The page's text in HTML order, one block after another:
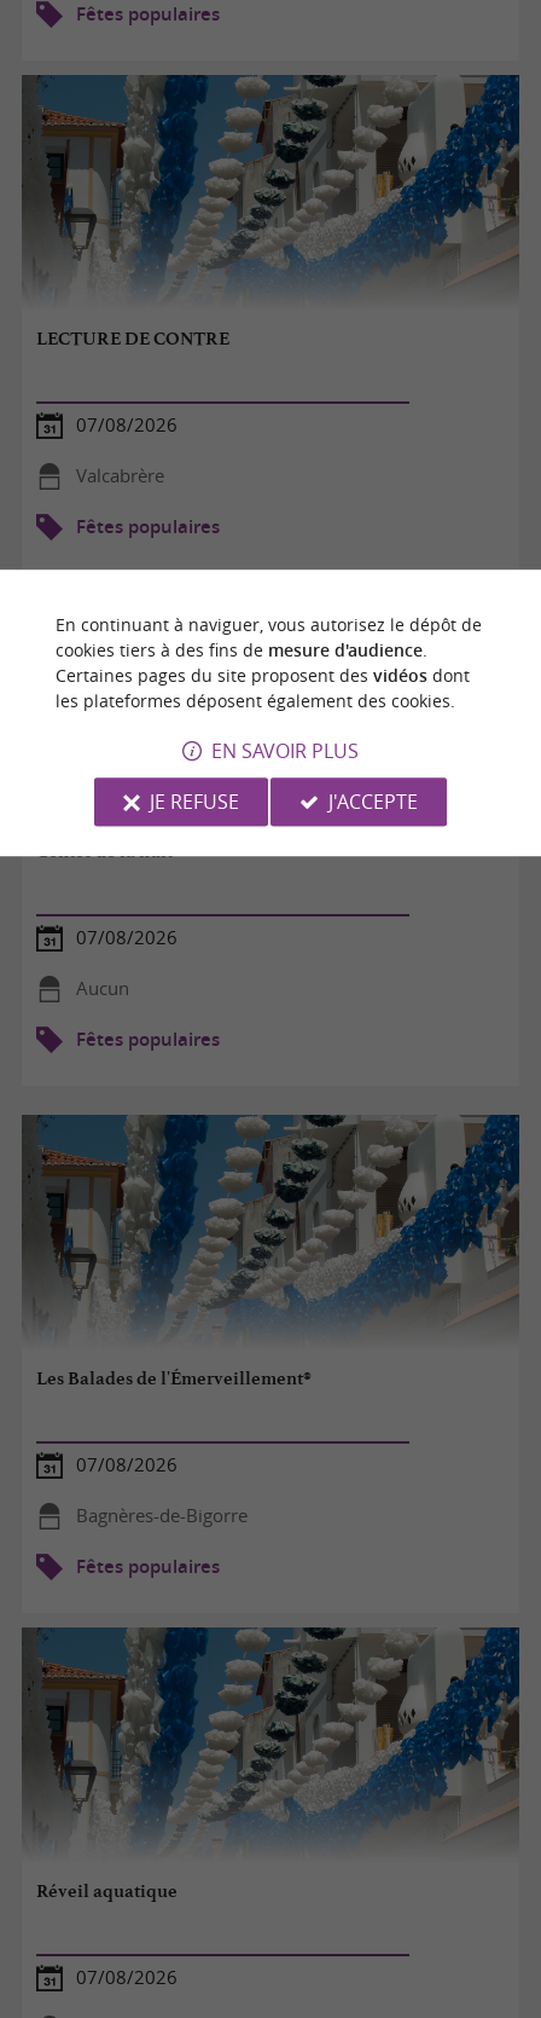
Fêtes populaires
LECTURE DE CONTRE
07/08/2026
Valcabrère
Fêtes populaires
Contes de la nuit
07/08/2026
Aucun
Fêtes populaires
Les Balades de l'Émerveillement®
07/08/2026
Bagnères-de-Bigorre
Fêtes populaires
Réveil aquatique
07/08/2026
En continuant à naviguer, vous autorisez le dépôt de
cookies tiers à des fins de mesure d'audience.
Certaines pages du site proposent des vidéosdont
les plateformes déposent également des cookies.
EN SAVOIR PLUS
JE REFUSE
J'ACCEPTE